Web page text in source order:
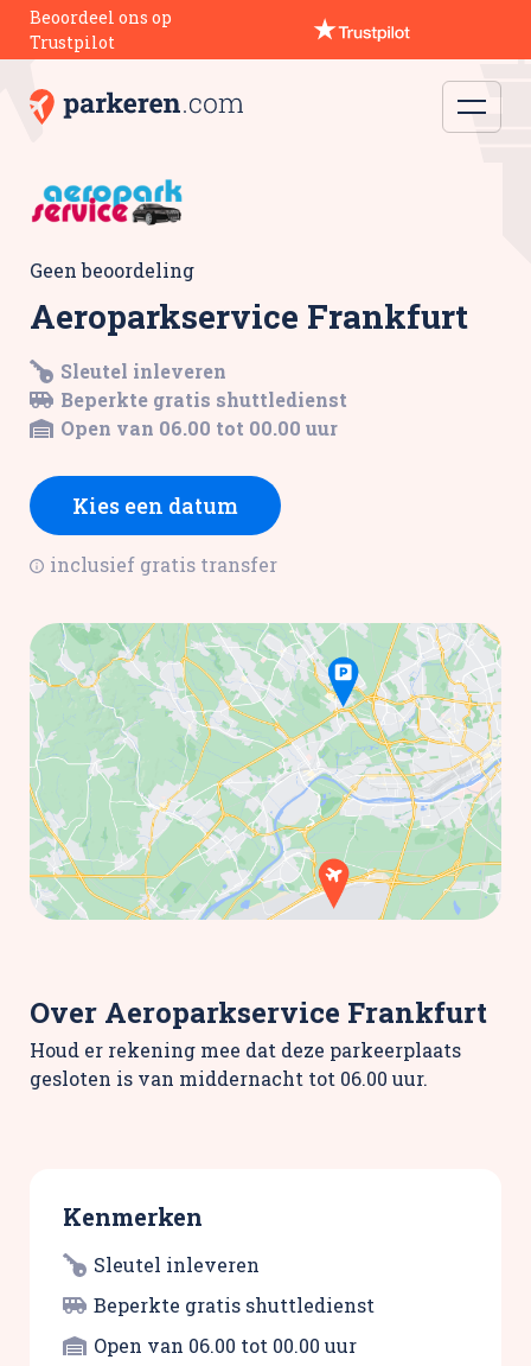
Beoordeel ons op
Trustpilot
Geen beoordeling
Aeroparkservice Frankfurt
Sleutel inleveren
Beperkte gratis shuttledienst
Open van 06.00 tot 00.00 uur
Kies een datum
inclusief gratis transfer
Over Aeroparkservice Frankfurt
Houd er rekening mee dat deze parkeerplaats
gesloten is van middernacht tot 06.00 uur.
Kenmerken
Sleutel inleveren
Beperkte gratis shuttledienst
Open van 06.00 tot 00.00 uur